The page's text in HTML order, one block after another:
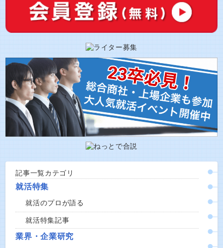
記事一覧カテゴリ
就活特集
就活のプロが語る
就活特集記事
業界・企業研究